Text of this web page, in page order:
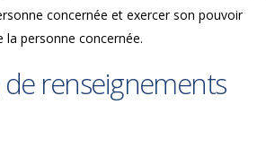
concernée et exercer son pouvoir
personne concernée.
renseignements